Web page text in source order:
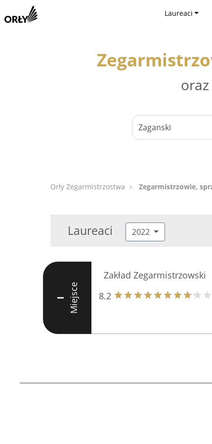
Laureaci
Orły Zegarmistrzostwa Zegarmistrzowie,
Laureaci 2022
I Miejsce
Zakład Zegarmistrzowski
8.2